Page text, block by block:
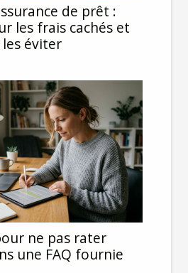
de prêt :
les frais cachés et
éviter
ne pas rater
une FAQ fournie